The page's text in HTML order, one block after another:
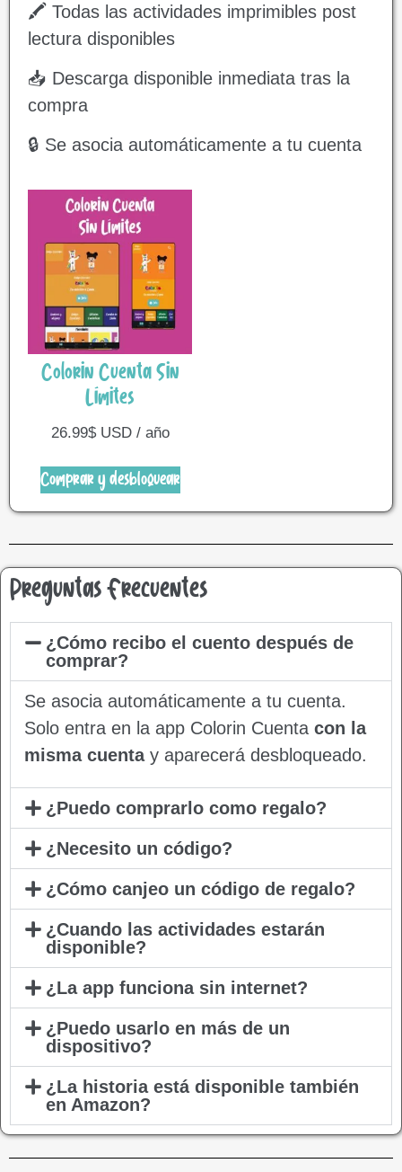
🖍️ Todas las actividades imprimibles post
lectura disponibles
📥 Descarga disponible inmediata tras la
compra
🔒 Se asocia automáticamente a tu cuenta
Colorin Cuenta Sin
Límites
26.99$USD / año
Comprar y desbloquear
Preguntas Frecuentes
¿Cómo recibo el cuento después de
comprar?
Se asocia automáticamente a tu cuenta.
Solo entra en la app Colorin Cuenta con la
misma cuentay aparecerá desbloqueado.
¿Puedo comprarlo como regalo?
¿Necesito un código?
¿Cómo canjeo un código de regalo?
¿Cuando las actividades estarán
disponible?
¿La app funciona sin internet?
¿Puedo usarlo en más de un
dispositivo?
¿La historia está disponible también
en Amazon?